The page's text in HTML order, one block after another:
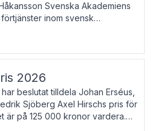
Svenska Akademiens
inom svensk
till minne av Carl Gabriel
år 2026. Prissumma
2026
beslutat tilldela Johan Erséus,
Sjöberg Axel Hirschs pris för
är på 125 000 kronor vardera.
är fackboksförfattare och